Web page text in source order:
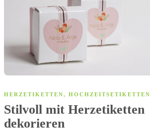
HERZETIKETTEN, HOCHZEITSETIKETTEN
Stilvoll mit Herzetiketten
dekorieren